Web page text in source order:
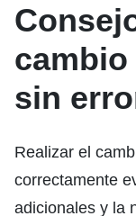
sin
Realizar el
correctamente
adicionales y la